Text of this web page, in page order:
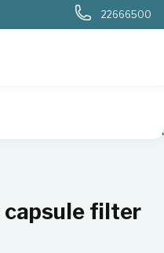
22666500
capsule filter